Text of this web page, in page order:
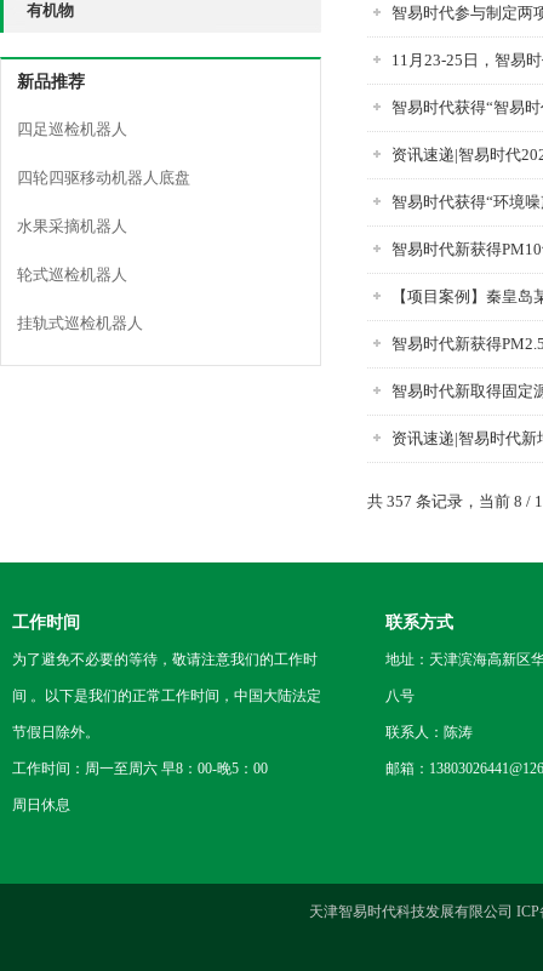
有机物
新品推荐
四足巡检机器人
四轮四驱移动机器人底盘
水果采摘机器人
轮式巡检机器人
挂轨式巡检机器人
智易时代参与制定两
11月23-25日，智易
智易时代获得“智易
资讯速递|智易时代
智易时代获得“环境
智易时代新获得
【项目案例】秦皇
智易时代新获得
智易时代新取得固定
资讯速递|智易时代
共 357 条记录，当前 8 /
工作时间
为了避免不必要的等待，敬请注意我们的工作时
间 。以下是我们的正常工作时间，中国大陆法定
节假日除外。
工作时间：周一至周六 早8：00-晚5：00
周日休息
联系方式
地址：天津滨海高新区
八号
联系人：陈涛
邮箱：
天津智易时代科技发展有限公司 ICP